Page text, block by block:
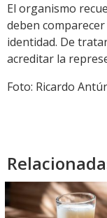
El organismo
deben
identidad. De
acreditar la
Foto: Ricardo